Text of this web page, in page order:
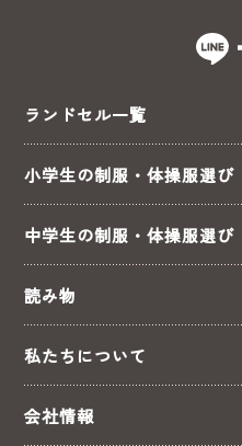
ランドセル一覧
小学生の制服・体操服選び
中学生の制服・体操服選び
読み物
私たちについて
会社情報